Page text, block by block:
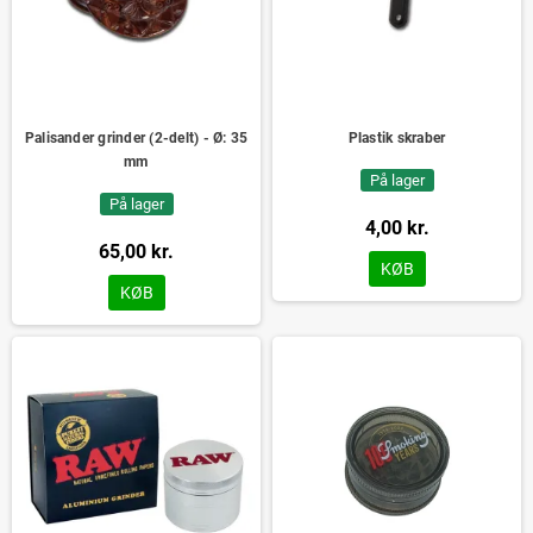
Palisander grinder (2-delt) - Ø: 35
mm
På lager
65,00 kr.
KØB
Plastik skraber
På lager
4,00 kr.
KØB